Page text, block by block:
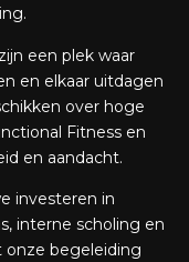
een plek waar
en elkaar uitdagen
over hoge
Fitness en
en aandacht.
investeren in
interne scholing en
onze begeleiding